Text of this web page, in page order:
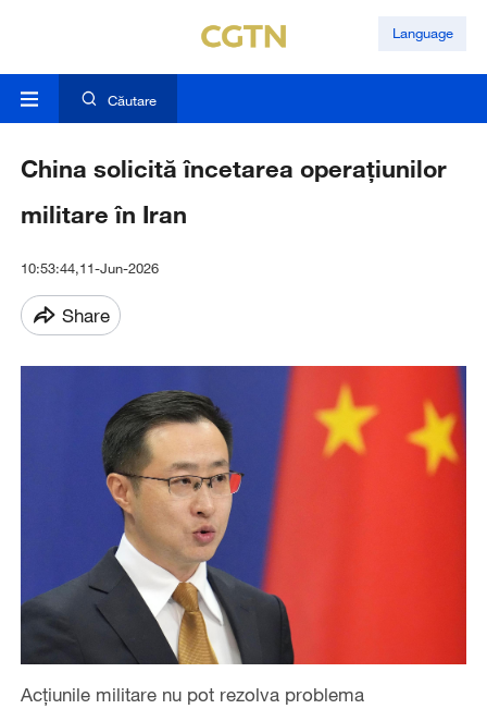
Language
Căutare
China solicită încetarea operațiunilor
militare în Iran
10:53:44,11-Jun-2026
Share
Acțiunile militare nu pot rezolva problema